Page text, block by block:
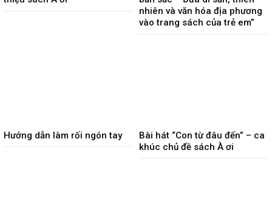
nhiên và văn hóa địa phương
vào trang sách của trẻ em”
Hướng dẫn làm rối ngón tay
Bài hát “Con từ đâu đến” – ca
khúc chủ đề sách À ơi